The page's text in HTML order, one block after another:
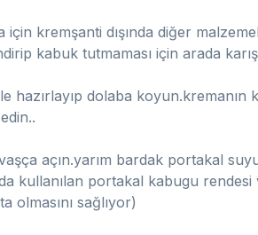
kremşanti dışında diğer
kabuk tutmaması için arada
hazırlayıp dolaba koyun.kremanın
açın.yarım bardak portakal suyu
kullanılan portakal kabugu
olmasını sağlıyor)